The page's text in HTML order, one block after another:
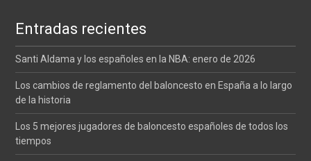
Entradas recientes
Santi Aldama y los españoles en la NBA: enero de 2026
Los cambios de reglamento del baloncesto en España a lo largo
de la historia
Los 5 mejores jugadores de baloncesto españoles de todos los
tiempos